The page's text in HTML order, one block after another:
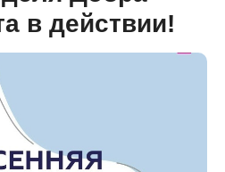
в действии!